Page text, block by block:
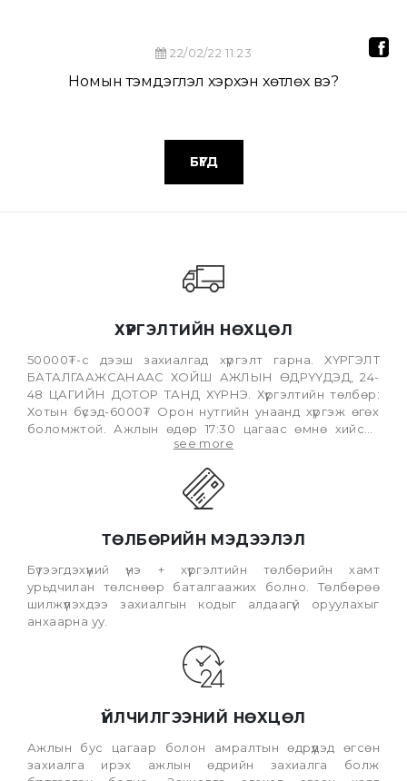
22/02/22 11:23
Номын тэмдэглэл хэрхэн хөтлөх вэ?
БҮГД
ХҮРГЭЛТИЙН НӨХЦӨЛ
50000₮-с дээш захиалгад хүргэлт гарна. ХҮРГЭЛТ
БАТАЛГААЖСАНААС ХОЙШ АЖЛЫН ӨДРҮҮДЭД, 24-
48 ЦАГИЙН ДОТОР ТАНД ХҮРНЭ. Хүргэлтийн төлбөр:
Хотын бүсэд-6000₮ Орон нутгийн унаанд хүргэж өгөх
боломжтой. Ажлын өдөр 17:30 цагаас өмнө хийсэн
гүйлгээ тухайн өдрийн захиалганд тооцогдох ба үүнээс
see more
ТӨЛБӨРИЙН МЭДЭЭЛЭЛ
Бүтээгдэхүүний үнэ + хүргэлтийн төлбөрийн хамт
урьдчилан төлснөөр баталгаажих болно. Төлбөрөө
шилжүүлэхдээ захиалгын кодыг алдаагүй оруулахыг
анхаарна уу.
ҮЙЛЧИЛГЭЭНИЙ НӨХЦӨЛ
Ажлын бус цагаар болон амралтын өдрүүдэд өгсөн
захиалга ирэх ажлын өдрийн захиалга болж